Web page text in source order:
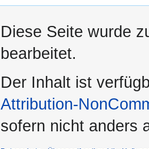
Diese Seite wurde
bearbeitet.
Der Inhalt ist
Attribution-
sofern nicht anders